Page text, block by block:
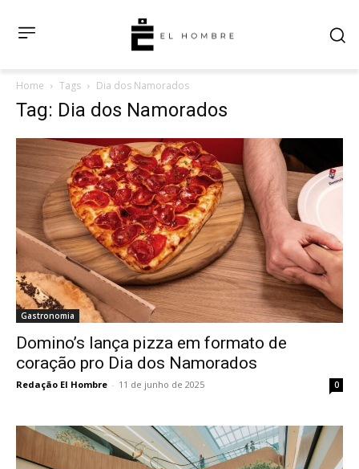
Home Tags Dia dos Namorados
Tag: Dia dos Namorados
Gastronomia
Domino’s lança pizza em formato de
coração pro Dia dos Namorados
Redação El Hombre - 11 de junho de 2025 0